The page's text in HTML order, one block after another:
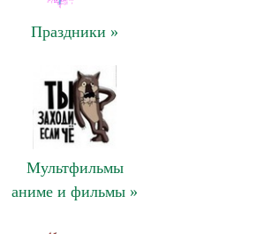
Праздники »
Мультфильмы
аниме и фильмы »